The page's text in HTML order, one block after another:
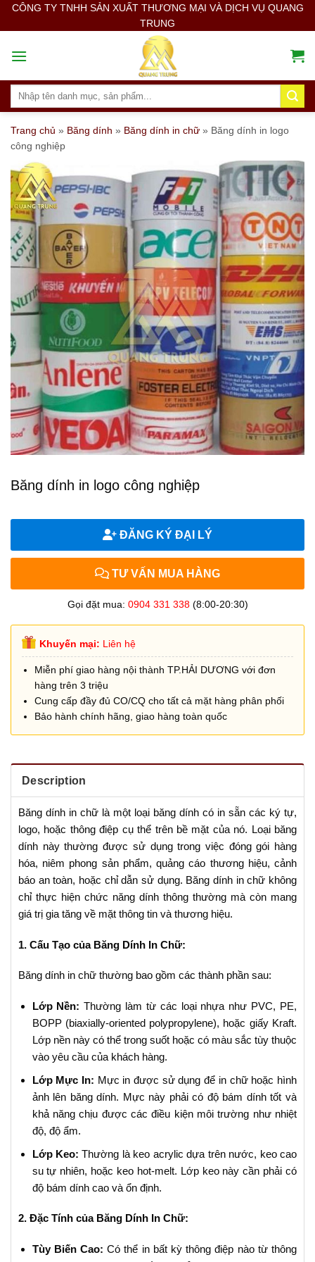
SkipCÔNG TY TNHH SẢN XUẤT THƯƠNG MẠI VÀ DỊCH VỤ QUANG
TRUNG
Search
Trang chủ » Băng dính » Băng dính in chữ » Băng dính in logo
công nghiệp
Băng dính in logo công nghiệp
ĐĂNG KÝ ĐẠI LÝ
TƯ VẤN MUA HÀNG
Gọi đặt mua: 0904 331 338(8:00-20:30)
Khuyến mại: Liên hệ
Miễn phí giao hàng nội thành TP.HẢI DƯƠNG với đơn
hàng trên 3 triệu
Cung cấp đầy đủ CO/CQ cho tất cả mặt hàng phân phối
Bảo hành chính hãng, giao hàng toàn quốc
Description
Băng dính in chữ là một loại băng dính có in sẵn các ký tự,
logo, hoặc thông điệp cụ thể trên bề mặt của nó. Loại băng
dính này thường được sử dụng trong việc đóng gói hàng
hóa, niêm phong sản phẩm, quảng cáo thương hiệu, cảnh
báo an toàn, hoặc chỉ dẫn sử dụng. Băng dính in chữ không
chỉ thực hiện chức năng dính thông thường mà còn mang
giá trị gia tăng về mặt thông tin và thương hiệu.
1. Cấu Tạo của Băng Dính In Chữ:
Băng dính in chữ thường bao gồm các thành phần sau:
Lớp Nền: Thường làm từ các loại nhựa như PVC, PE,
BOPP (biaxially-oriented polypropylene), hoặc giấy Kraft.
Lớp nền này có thể trong suốt hoặc có màu sắc tùy thuộc
vào yêu cầu của khách hàng.
Lớp Mực In: Mực in được sử dụng để in chữ hoặc hình
ảnh lên băng dính. Mực này phải có độ bám dính tốt và
khả năng chịu được các điều kiện môi trường như nhiệt
độ, độ ẩm.
Lớp Keo: Thường là keo acrylic dựa trên nước, keo cao
su tự nhiên, hoặc keo hot-melt. Lớp keo này cần phải có
độ bám dính cao và ổn định.
2. Đặc Tính của Băng Dính In Chữ:
Tùy Biến Cao: Có thể in bất kỳ thông điệp nào từ thông